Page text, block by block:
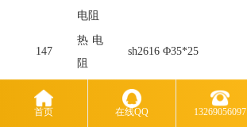
电阻
147
热电
阻
sh2616 Φ35*25
148 DT20-1
首页 在线QQ 13269056097